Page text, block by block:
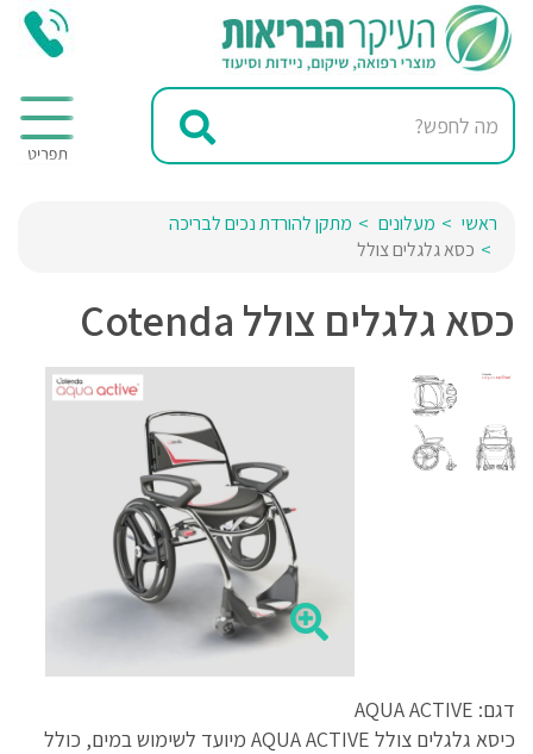
ראשי מעלונים
מתקן להורדת נכים לבריכה
כסא גלגלים צולל
כסא גלגלים צולל Cotenda
דגם: AQUA ACTIVE
כיסא גלגלים צולל AQUA ACTIVE מיועד לשימוש במים, כולל